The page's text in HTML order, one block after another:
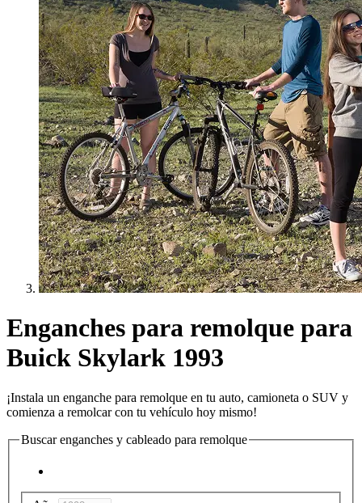
Enganches para remolque para
Buick Skylark 1993
¡Instala un enganche para remolque en tu auto, camioneta o SUV y
comienza a remolcar con tu vehículo hoy mismo!
Buscar enganches y cableado para remolque